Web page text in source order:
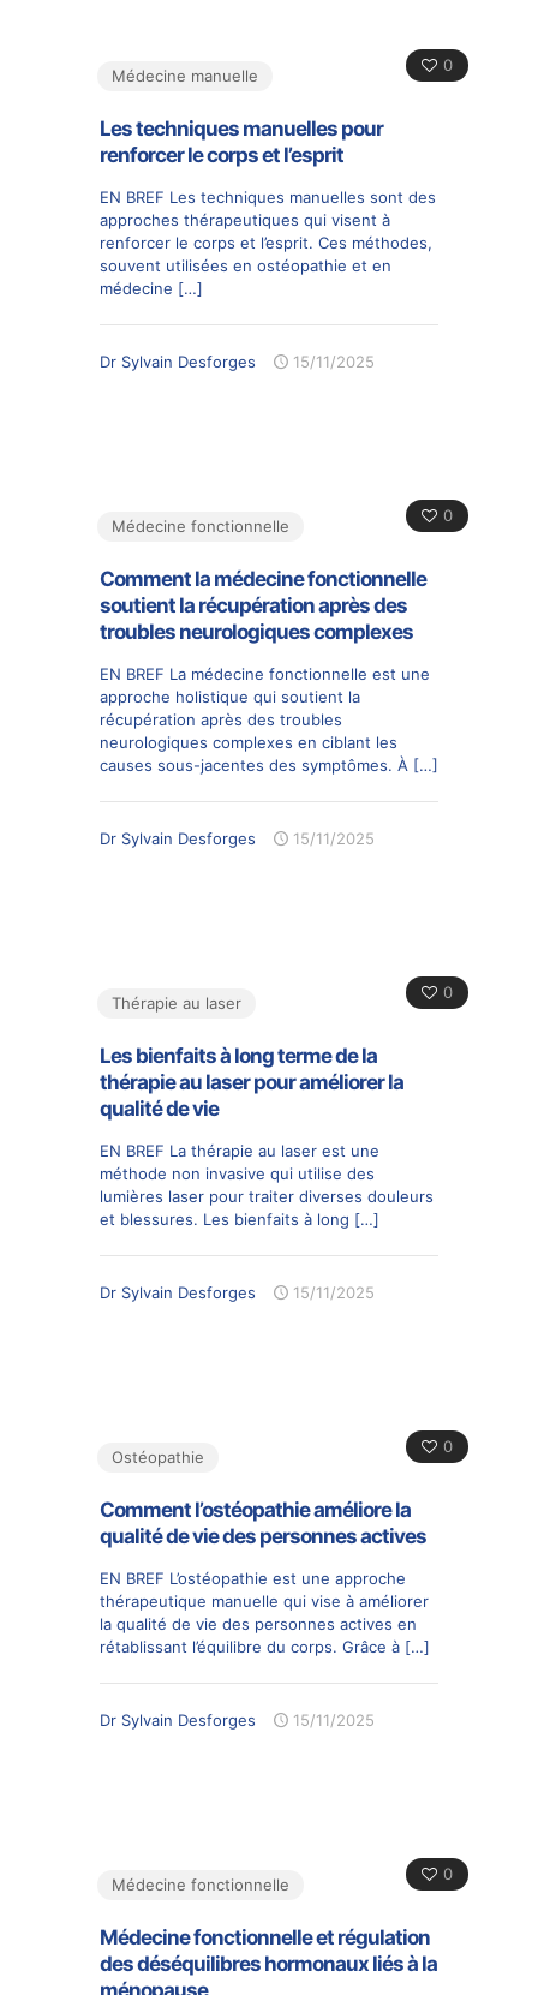
0
Médecine manuelle
Les techniques manuelles pour
renforcer le corps et l’esprit
EN BREF Les techniques manuelles sont des
approches thérapeutiques qui visent à
renforcer le corps et l’esprit. Ces méthodes,
souvent utilisées en ostéopathie et en
médecine […]
Dr Sylvain Desforges 15/11/2025
0
Médecine fonctionnelle
Comment la médecine fonctionnelle
soutient la récupération après des
troubles neurologiques complexes
EN BREF La médecine fonctionnelle est une
approche holistique qui soutient la
récupération après des troubles
neurologiques complexes en ciblant les
causes sous-jacentes des symptômes. À […]
Dr Sylvain Desforges 15/11/2025
0
Thérapie au laser
Les bienfaits à long terme de la
thérapie au laser pour améliorer la
qualité de vie
EN BREF La thérapie au laser est une
méthode non invasive qui utilise des
lumières laser pour traiter diverses douleurs
et blessures. Les bienfaits à long […]
Dr Sylvain Desforges 15/11/2025
0
Ostéopathie
Comment l’ostéopathie améliore la
qualité de vie des personnes actives
EN BREF L’ostéopathie est une approche
thérapeutique manuelle qui vise à améliorer
la qualité de vie des personnes actives en
rétablissant l’équilibre du corps. Grâce à […]
Dr Sylvain Desforges 15/11/2025
0
Médecine fonctionnelle
Médecine fonctionnelle et régulation
des déséquilibres hormonaux liés à la
ménopause